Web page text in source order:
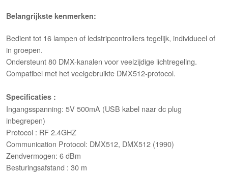
Belangrijkste kenmerken:
Bedient tot 16 lampen of ledstripcontrollers tegelijk, individueel of
in groepen.
Ondersteunt 80 DMX-kanalen voor veelzijdige lichtregeling.
Compatibel met het veelgebruikte DMX512-protocol.
Specificaties :
Ingangsspanning: 5V 500mA (USB kabel naar dc plug
inbegrepen)
Protocol : RF 2.4GHZ
Communication Protocol: DMX512, DMX512 (1990)
Zendvermogen: 6 dBm
Besturingsafstand : 30 m